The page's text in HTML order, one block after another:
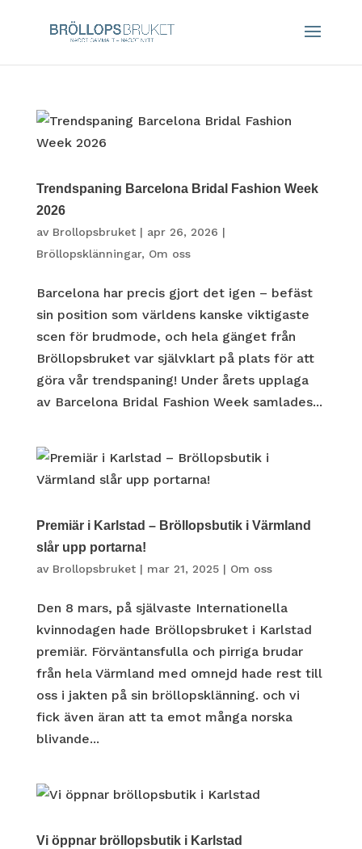
Trendspaning Barcelona Bridal Fashion Week
2026
av Brollopsbruket| apr 26, 2026 |
Bröllopsklänningar, Om oss
Barcelona har precis gjort det igen – befäst
sin position som världens kanske viktigaste
scen för brudmode, och hela gänget från
Bröllopsbruket var självklart på plats för att
göra vår trendspaning! Under årets upplaga
av Barcelona Bridal Fashion Week samlades...
Premiär i Karlstad – Bröllopsbutik i Värmland
slår upp portarna!
av Brollopsbruket| mar 21, 2025| Om oss
Den 8 mars, på självaste Internationella
kvinnodagen hade Bröllopsbruket i Karlstad
premiär. Förväntansfulla och pirriga brudar
från hela Värmland med omnejd hade rest till
oss i jakten på sin bröllopsklänning. och vi
fick även äran att ta emot många norska
blivande...
Vi öppnar bröllopsbutik i Karlstad